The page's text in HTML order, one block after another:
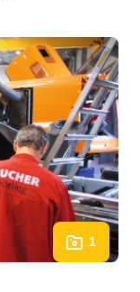
1